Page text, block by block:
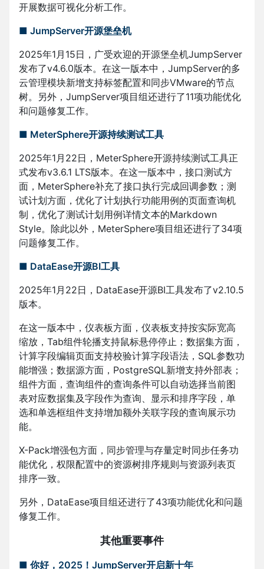
开展数据可视化分析工作。
■ JumpServer开源堡垒机
2025年1月15日，广受欢迎的开源堡垒机JumpServer
发布了v4.6.0版本。在这一版本中，JumpServer的多
云管理模块新增支持标签配置和同步VMware的节点
树。另外，JumpServer项目组还进行了11项功能优化
和问题修复工作。
■ MeterSphere开源持续测试工具
2025年1月22日，MeterSphere开源持续测试工具正
式发布v3.6.1 LTS版本。在这一版本中，接口测试方
面，MeterSphere补充了接口执行完成回调参数；测
试计划方面，优化了计划执行功能用例的页面查询机
制，优化了测试计划用例详情文本的Markdown
Style。除此以外，MeterSphere项目组还进行了34项
问题修复工作。
■ DataEase开源BI工具
2025年1月22日，DataEase开源BI工具发布了v2.10.5
版本。
在这一版本中，仪表板方面，仪表板支持按实际宽高
缩放，Tab组件轮播支持鼠标悬停停止；数据集方面，
计算字段编辑页面支持校验计算字段语法，SQL参数功
能增强；数据源方面，PostgreSQL新增支持外部表；
组件方面，查询组件的查询条件可以自动选择当前图
表对应数据集及字段作为查询、显示和排序字段，单
选和单选框组件支持增加额外关联字段的查询展示功
能。
X-Pack增强包方面，同步管理与存量定时同步任务功
能优化，权限配置中的资源树排序规则与资源列表页
排序一致。
另外，DataEase项目组还进行了43项功能优化和问题
修复工作。
其他重要事件
■ 你好，2025！JumpServer开启新十年